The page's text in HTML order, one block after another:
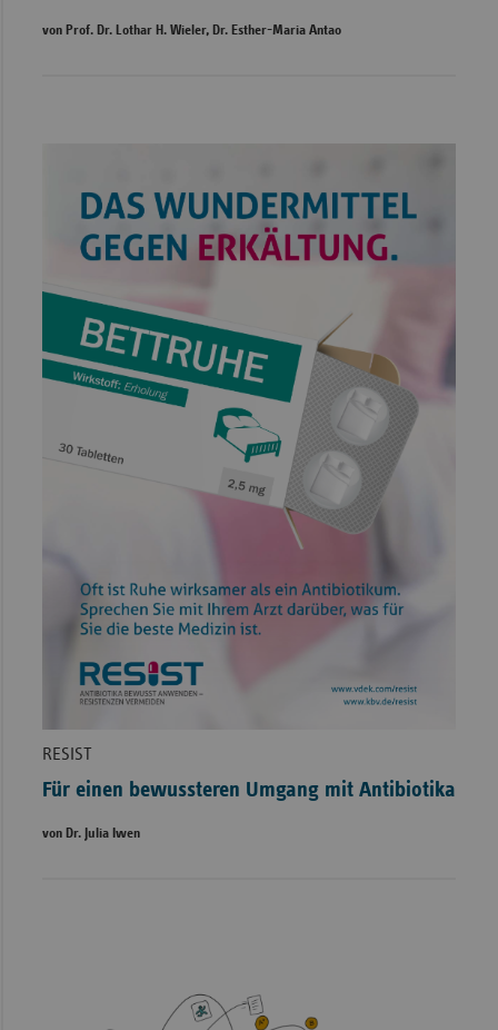
von Prof. Dr. Lothar H. Wieler, Dr. Esther-Maria Antao
RESIST
Für einen bewussteren Umgang mit Antibiotika
von Dr. Julia Iwen